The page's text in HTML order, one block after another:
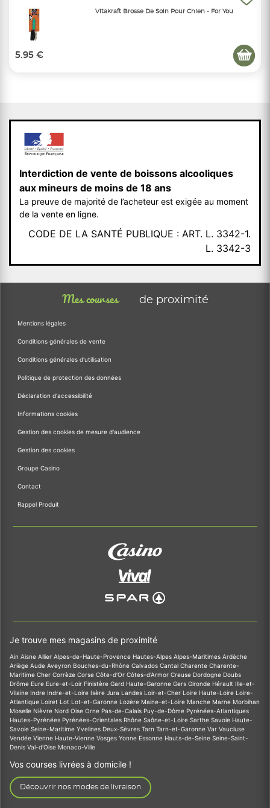
Vitakraft Brosse De Soin Pour Chien - For You
5.95 €
Interdiction de vente de boissons alcooliques
aux mineurs de moins de 18 ans
La preuve de majorité de l’acheteur est exigée au moment
de la vente en ligne.
CODE DE LA SANTÉ PUBLIQUE : ART. L. 3342-1.
L. 3342-3
Mes courses de proximité
Mentions légales
Conditions générales de vente
Conditions générales d'utilisation
Politique de protection des données
Déclaration d'accessibilité
Informations cookies
Gestion des cookies de mesure d'audience
Gestion des cookies
Groupe Casino
Contact
Rappel Produit
Je trouve mes magasins de proximité
Ain Aisne Allier Alpes-de-Haute-Provence Hautes-Alpes Alpes-Maritimes Ardèche
Ariège Aude Aveyron Bouches-du-Rhône Calvados Cantal Charente Charente-
Maritime Cher Corrèze Corse Côte-d'Or Côtes-d'Armor Creuse Dordogne Doubs
Drôme Eure Eure-et-Loir Finistère Gard Haute-Garonne Gers Gironde Hérault Ille-et-
Vilaine Indre Indre-et-Loire Isère Jura Landes Loir-et-Cher Loire Haute-Loire Loire-
Atlantique Loiret Lot Lot-et-Garonne Lozère Maine-et-Loire Manche Marne Morbihan
Moselle Nièvre Nord Oise Orne Pas-de-Calais Puy-de-Dôme Pyrénées-Atlantiques
Hautes-Pyrénées Pyrénées-Orientales Rhône Saône-et-Loire Sarthe Savoie Haute-
Savoie Seine-Maritime Yvelines Deux-Sèvres Tarn Tarn-et-Garonne Var Vaucluse
Vendée Vienne Haute-Vienne Vosges Yonne Essonne Hauts-de-Seine Seine-Saint-
Denis Val-d'Oise Monaco-Ville
Vos courses livrées à domicile !
Découvrir nos modes de livraison